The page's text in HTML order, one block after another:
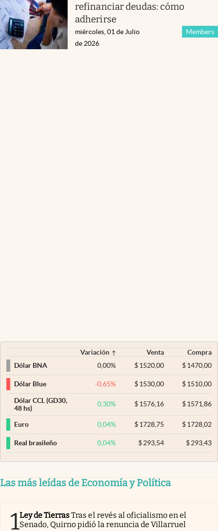
refinanciar deudas: cómo
adherirse
Members
miércoles, 01 de Julio
de 2026
Variación Venta
Compra
Dólar BNA
0,00% $ 1520,00 $1470,00
Dólar Blue -0,65% $ 1530,00 $1510,00
Dólar CCL (GD30,
48 hs)
0,30% $ 1576,16 $1571,86
Euro 0,04% $ 1728,75 $1728,02
Real brasileño 0,04% $ 293,54 $293,43
Las más leídas de Economía y Política
1Ley de TierrasTras el revés al oficialismo en el
Senado, Quirno pidió la renuncia de Villarruel